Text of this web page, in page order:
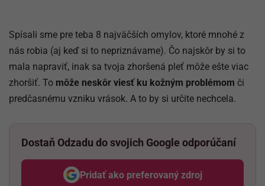
Spísali sme pre teba 8 najväčších omylov, ktoré mnohé z
nás robia (aj keď si to nepriznávame). Čo najskôr by si to
mala napraviť, inak sa tvoja zhoršená pleť môže ešte viac
zhoršiť. To môže neskôr viesť ku kožným problémom či
predčasnému vzniku vrások. A to by si určite nechcela.
Dostaň Odzadu do svojich Google odporúčaní
Pridať ako preferovaný zdroj
Odzadu, odkaz sa otvorí v